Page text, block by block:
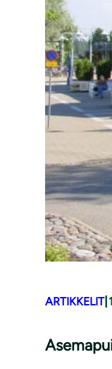
ARTIKKELIT|